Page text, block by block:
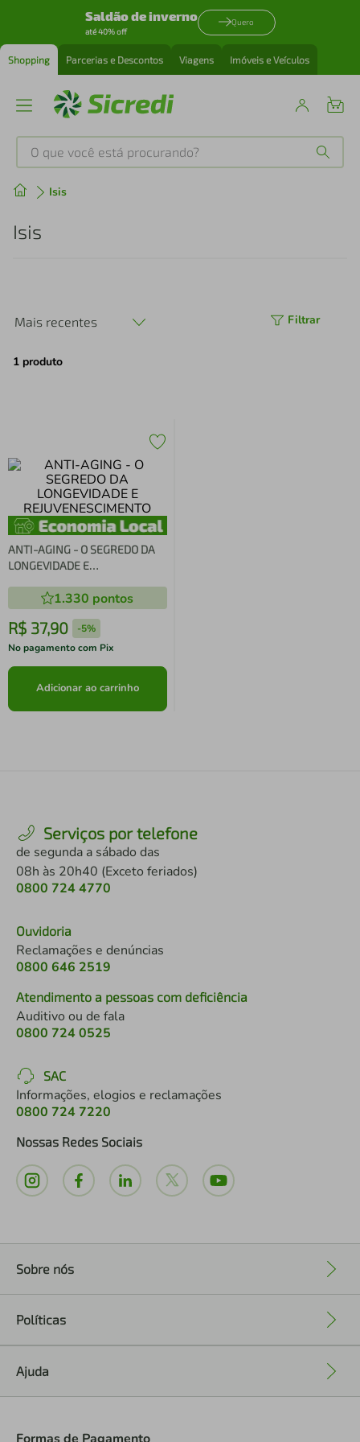
Saldão de inverno
até 40% off
Quero
Shopping Parcerias e Descontos Viagens Imóveis e Veículos
O que você está procurando?
Isis
Isis
Mais recentes Filtrar
1 produto
ANTI-AGING - O SEGREDO DA
LONGEVIDADE E
1.330 pontos
R$ 37,90 -5%
No pagamento com Pix
Adicionar ao carrinho
Serviços por telefone
de segunda a sábado das
08h às 20h40 (Exceto feriados)
0800 724 4770
Ouvidoria
Reclamações e denúncias
0800 646 2519
Atendimento a pessoas com deficiência
Auditivo ou de fala
0800 724 0525
SAC
Informações, elogios e reclamações
0800 724 7220
Nossas Redes Sociais
Sobre nós
Políticas
Ajuda
Produtos mais buscados
perfume
4º